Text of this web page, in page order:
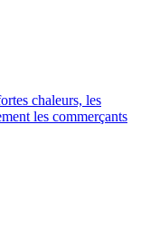
chaleurs, les
les commerçants